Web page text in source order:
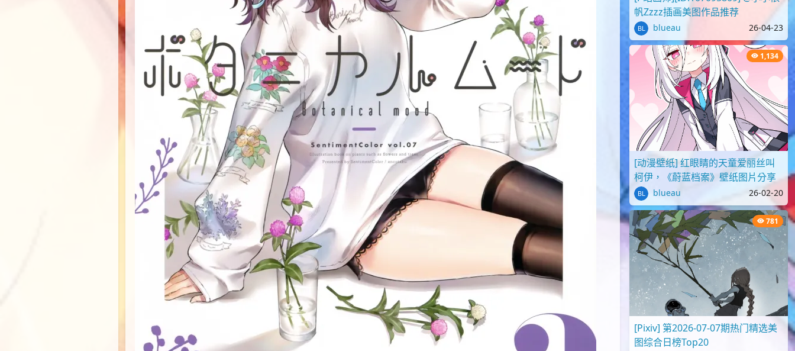
帆Zzzz插画美图作品推荐
blueau 26-04-23
1,134
[动漫壁纸] 红眼睛的天童爱丽丝叫
柯伊，《蔚蓝档案》壁纸图片分享
blueau 26-02-20
781
[Pixiv] 第2026-07-07期热门精选美
图综合日榜Top20